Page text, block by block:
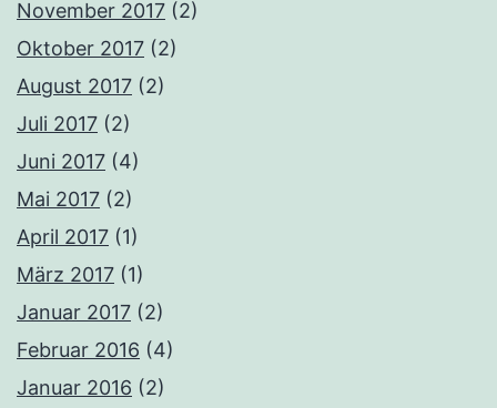
November 2017 (2)
Oktober 2017 (2)
August 2017 (2)
Juli 2017 (2)
Juni 2017 (4)
Mai 2017 (2)
April 2017 (1)
März 2017 (1)
Januar 2017 (2)
Februar 2016 (4)
Januar 2016 (2)